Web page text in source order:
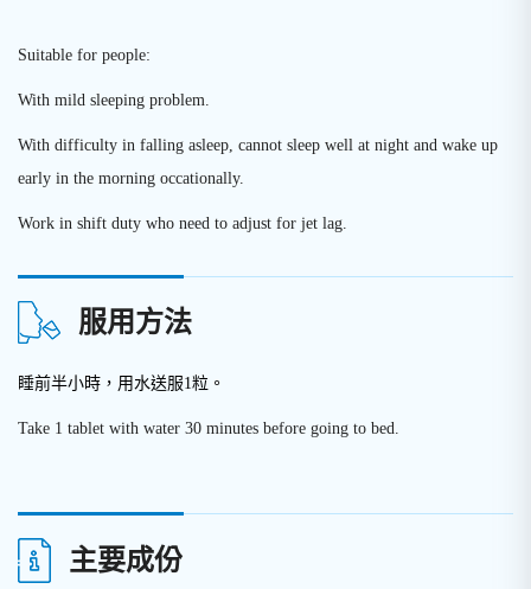
Suitable for people:
With mild sleeping problem.
With difficulty in falling asleep, cannot sleep well at night and wake up
early in the morning occationally.
Work in shift duty who need to adjust for jet lag.
服用方法
睡前半小時，用水送服1粒。
Take 1 tablet with water 30 minutes before going to bed.
主要成份